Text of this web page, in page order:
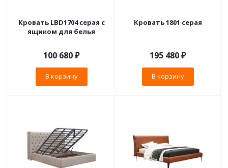
Кровать LBD1704 серая с
ящиком для белья
100 680₽
В корзину
Кровать 1801 серая
195 480₽
В корзину